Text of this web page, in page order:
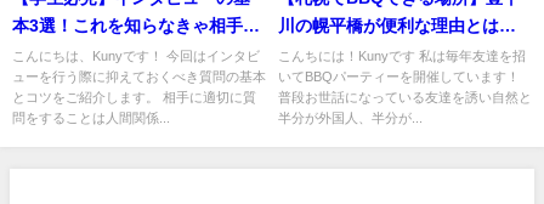
本3選！これを知らなきゃ相手に
失礼です
こんにちは、Kunyです！ 今回はインタビ
ューを行う際に抑えておくべき質問の基本
とコツをご紹介します。 相手に適切に質
問をすることは人間関係...
川の幌平橋が便利な理由とは？
マナーや注意点もご紹介！
こんちには！Kunyです 私は毎年友達を招
いてBBQパーティーを開催しています！
普段お世話になっている友達を誘い自然と
半分が外国人、半分が...